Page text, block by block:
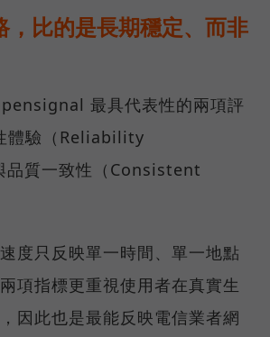
，比的是長期穩定、而非
最具代表性的兩項評
體驗（Reliability
品質一致性（Consistent
度只反映單一時間、單一地點
項指標更重視使用者在真實生
因此也是最能反映電信業者網